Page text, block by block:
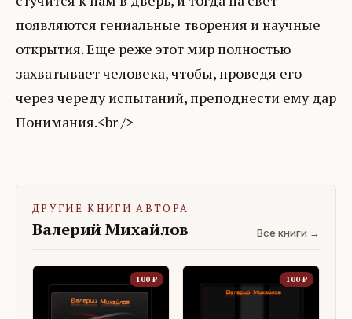
появляются гениальные творения и научные
открытия. Еще реже этот мир полностью
захватывает человека, чтобы, проведя его
через череду испытаний, преподнести ему дар
ДРУГИЕ КНИГИ АВТОРА
Валерий Михайлов Все книги →
100 ₽ 100 ₽